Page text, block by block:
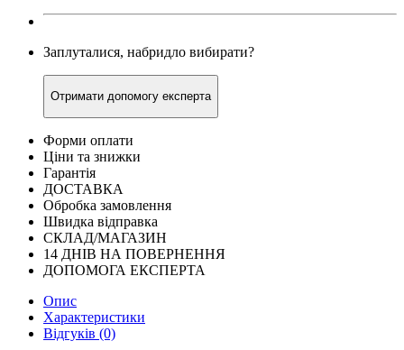
Заплуталися, набридло вибирати?
Отримати допомогу експерта
Форми оплати
Ціни та знижки
Гарантія
ДОСТАВКА
Обробка замовлення
Швидка відправка
СКЛАД/МАГАЗИН
14 ДНІВ НА ПОВЕРНЕННЯ
ДОПОМОГА ЕКСПЕРТА
Опис
Характеристики
Відгуків (0)